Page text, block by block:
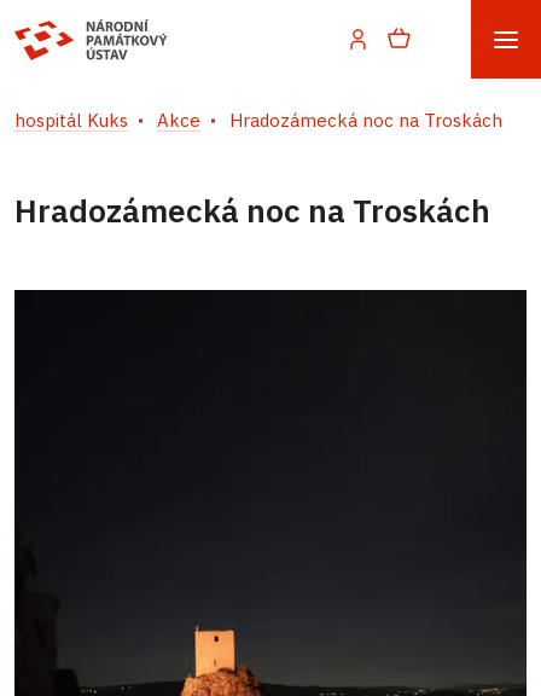
hospitál Kuks Akce Hradozámecká noc na Troskách
Hradozámecká noc na Troskách